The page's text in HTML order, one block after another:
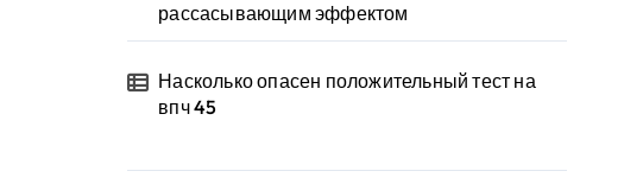
рассасывающим эффектом
Насколько опасен положительный тест на
впч 45